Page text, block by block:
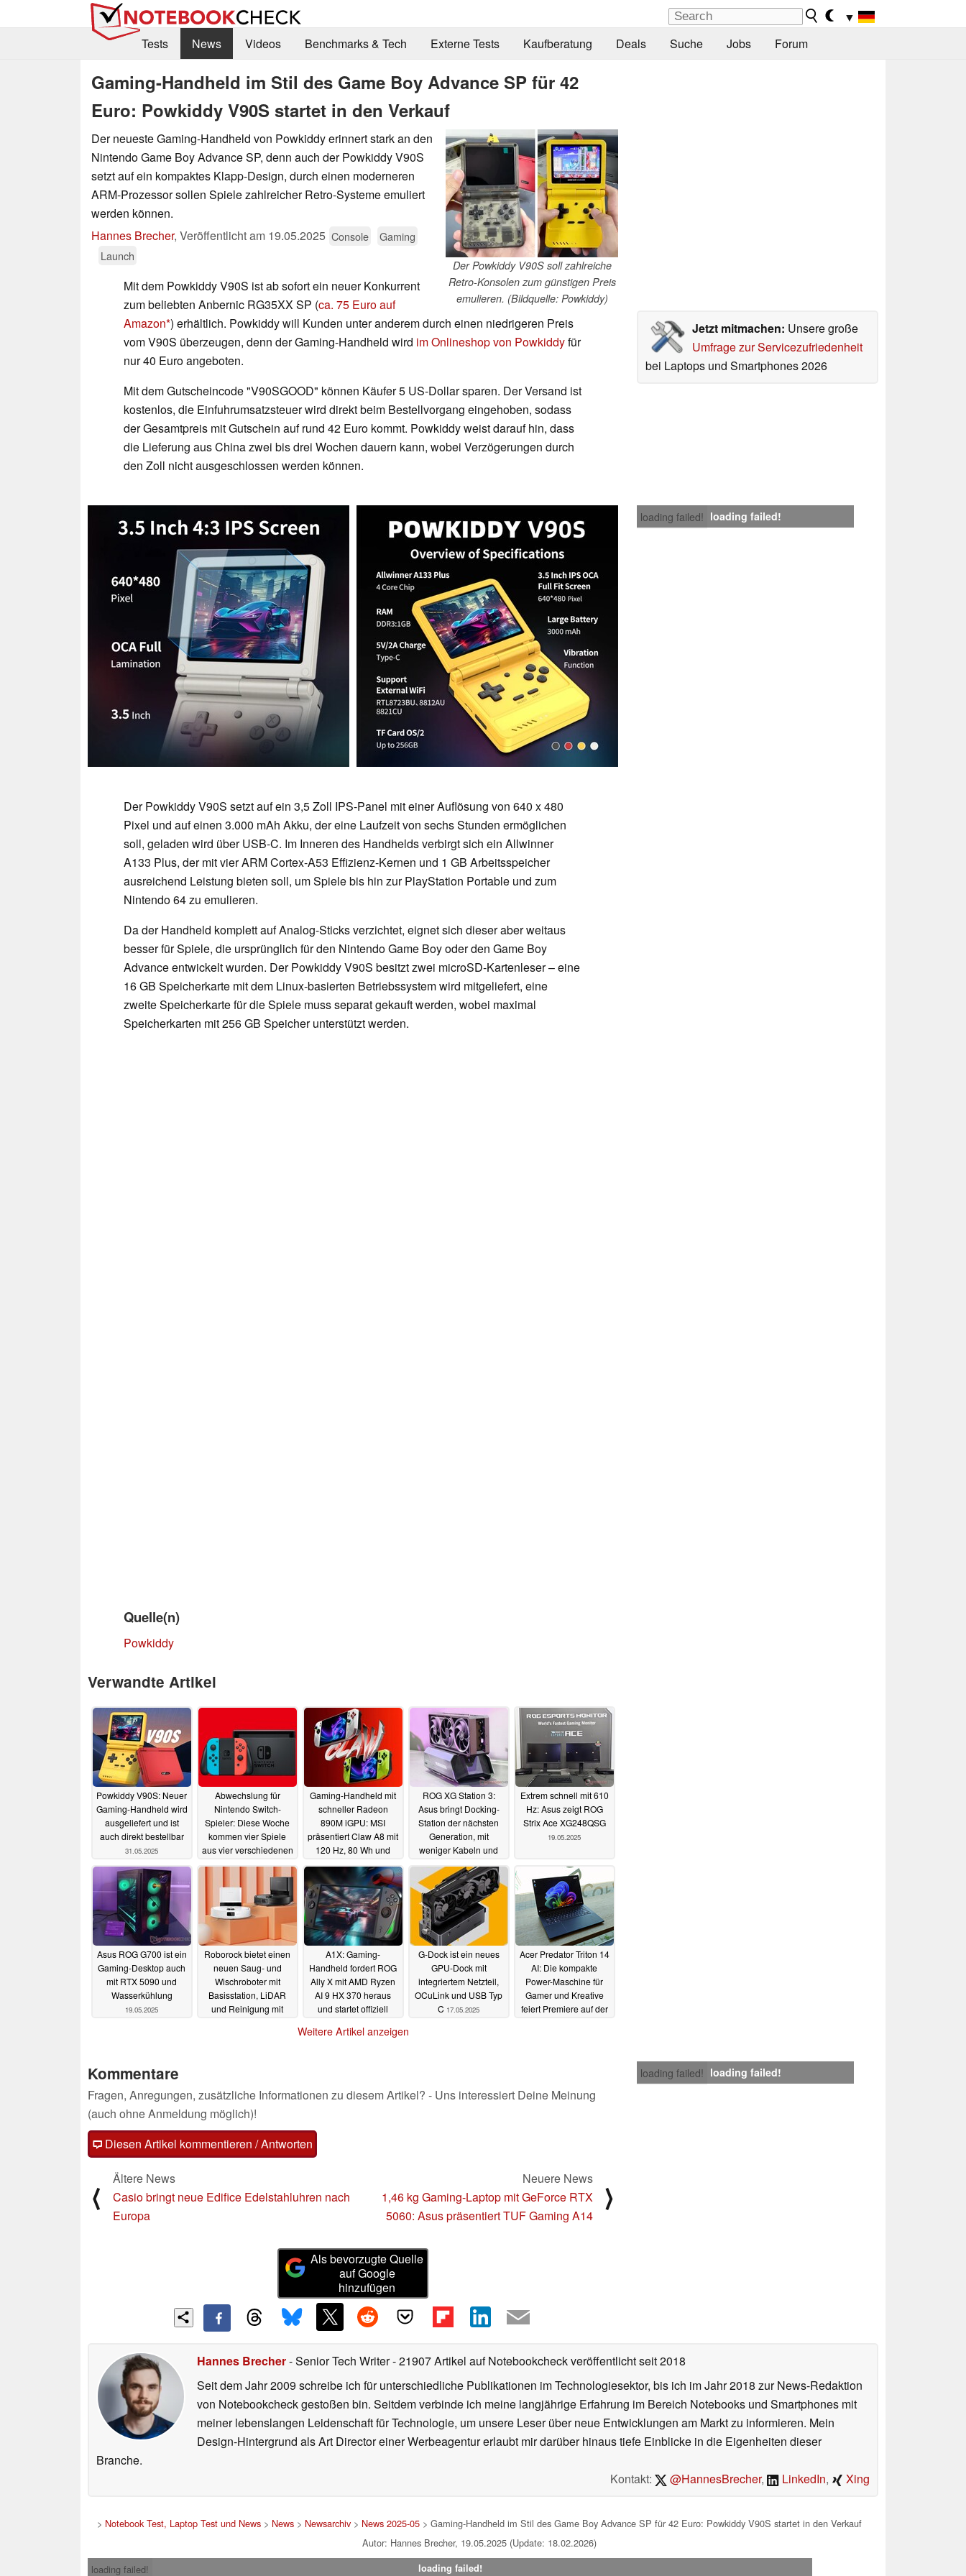
▼
Tests
News Videos Benchmarks & Tech Externe Tests Kaufberatung Deals Suche Jobs Forum
Gaming-Handheld im Stil des Game Boy Advance SP für 42
Euro: Powkiddy V90S startet in den Verkauf
Der Powkiddy V90S soll zahlreiche
Retro-Konsolen zum günstigen Preis
emulieren. (Bildquelle: Powkiddy)
Der neueste Gaming-Handheld von Powkiddy erinnert stark an den
Nintendo Game Boy Advance SP, denn auch der Powkiddy V90S
setzt auf ein kompaktes Klapp-Design, durch einen moderneren
ARM-Prozessor sollen Spiele zahlreicher Retro-Systeme emuliert
werden können.
Hannes Brecher, Veröffentlicht am 19.05.2025 Console
Gaming
Launch
Jetzt mitmachen: Unsere große
Umfrage zur Servicezufriedenheit
bei Laptops und Smartphones 2026
Mit dem Powkiddy V90S ist ab sofort ein neuer Konkurrent
zum beliebten Anbernic RG35XX SP (ca. 75 Euro auf
Amazon ) erhältlich. Powkiddy will Kunden unter anderem durch einen niedrigeren Preis
vom V90S überzeugen, denn der Gaming-Handheld wird im Onlineshop von Powkiddyfür
nur 40 Euro angeboten.
Mit dem Gutscheincode "V90SGOOD" können Käufer 5 US-Dollar sparen. Der Versand ist
kostenlos, die Einfuhrumsatzsteuer wird direkt beim Bestellvorgang eingehoben, sodass
der Gesamtpreis mit Gutschein auf rund 42 Euro kommt. Powkiddy weist darauf hin, dass
die Lieferung aus China zwei bis drei Wochen dauern kann, wobei Verzögerungen durch
den Zoll nicht ausgeschlossen werden können.
loading failed! loading failed!
Der Powkiddy V90S setzt auf ein 3,5 Zoll IPS-Panel mit einer Auflösung von 640 x 480
Pixel und auf einen 3.000 mAh Akku, der eine Laufzeit von sechs Stunden ermöglichen
soll, geladen wird über USB-C. Im Inneren des Handhelds verbirgt sich ein Allwinner
A133 Plus, der mit vier ARM Cortex-A53 Effizienz-Kernen und 1 GB Arbeitsspeicher
ausreichend Leistung bieten soll, um Spiele bis hin zur PlayStation Portable und zum
Nintendo 64 zu emulieren.
Da der Handheld komplett auf Analog-Sticks verzichtet, eignet sich dieser aber weitaus
besser für Spiele, die ursprünglich für den Nintendo Game Boy oder den Game Boy
Advance entwickelt wurden. Der Powkiddy V90S besitzt zwei microSD-Kartenleser – eine
16 GB Speicherkarte mit dem Linux-basierten Betriebssystem wird mitgeliefert, eine
zweite Speicherkarte für die Spiele muss separat gekauft werden, wobei maximal
Speicherkarten mit 256 GB Speicher unterstützt werden.
Quelle(n)
Powkiddy
Verwandte Artikel
Powkiddy V90S: Neuer
Gaming-Handheld wird
ausgeliefert und ist
auch direkt bestellbar
31.05.2025
Abwechslung für
Nintendo Switch-
Spieler: Diese Woche
kommen vier Spiele
aus vier verschiedenen
20.05.2025
Gaming-Handheld mit
schneller Radeon
890M iGPU: MSI
präsentiert Claw A8 mit
120 Hz, 80 Wh und
19.05.2025
ROG XG Station 3:
Asus bringt Docking-
Station der nächsten
Generation, mit
weniger Kabeln und
19.05.2025
Extrem schnell mit 610
Hz: Asus zeigt ROG
Strix Ace XG248QSG
19.05.2025
Asus ROG G700 ist ein
Gaming-Desktop auch
mit RTX 5090 und
Wasserkühlung
19.05.2025
Roborock bietet einen
neuen Saug- und
Wischroboter mit
Basisstation, LiDAR
und Reinigung mit
A1X: Gaming-
Handheld fordert ROG
Ally X mit AMD Ryzen
AI 9 HX 370 heraus
und startet offiziell
G-Dock ist ein neues
GPU-Dock mit
integriertem Netzteil,
OCuLink und USB Typ
C 17.05.2025
Acer Predator Triton 14
AI: Die kompakte
Power-Maschine für
Gamer und Kreative
feiert Premiere auf der
Weitere Artikel anzeigen
loading failed! loading failed!
Kommentare
Fragen, Anregungen, zusätzliche Informationen zu diesem Artikel? - Uns interessiert Deine Meinung
(auch ohne Anmeldung möglich)!
Diesen Artikel kommentieren / Antworten
⟨
Ältere News
Casio bringt neue Edifice Edelstahluhren nach
Europa
Neuere News
1,46 kg Gaming-Laptop mit GeForce RTX
5060: Asus präsentiert TUF Gaming A14
⟩
Als bevorzugte Quelle
auf Google
hinzufügen
Hannes Brecher- Senior Tech Writer- 21907 Artikel auf Notebookcheck veröffentlichtseit 2018
Seit dem Jahr 2009 schreibe ich für unterschiedliche Publikationen im Technologiesektor, bis ich im Jahr 2018 zur News-Redaktion
von Notebookcheck gestoßen bin. Seitdem verbinde ich meine langjährige Erfahrung im Bereich Notebooks und Smartphones mit
meiner lebenslangen Leidenschaft für Technologie, um unsere Leser über neue Entwicklungen am Markt zu informieren. Mein
Design-Hintergrund als Art Director einer Werbeagentur erlaubt mir darüber hinaus tiefe Einblicke in die Eigenheiten dieser
Branche.
Kontakt:
@HannesBrecher, LinkedIn, Xing
> Notebook Test, Laptop Test und News > News > Newsarchiv > News 2025-05 > Gaming-Handheld im Stil des Game Boy Advance SP für 42 Euro: Powkiddy V90S startet in den Verkauf
Autor: Hannes Brecher, 19.05.2025 (Update: 18.02.2026)
loading failed!
loading failed!